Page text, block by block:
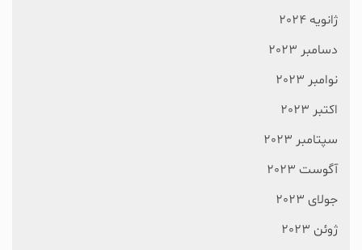
ژانویه 2024
دسامبر 2023
نوامبر 2023
اکتبر 2023
سپتامبر 2023
آگوست 2023
جولای 2023
ژوئن 2023